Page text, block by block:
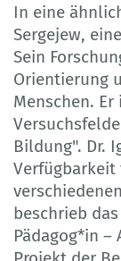
In eine
Sergejew,
Sein
Orientierung
Menschen.
Bildung". Dr.
beschrieb
Pädagog*in –